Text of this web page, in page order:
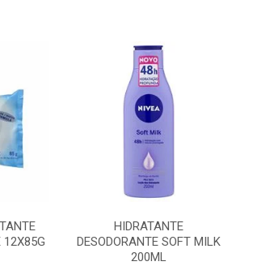
12X85G
HIDRATANTE
DESODORANTE SOFT MILK
200ML